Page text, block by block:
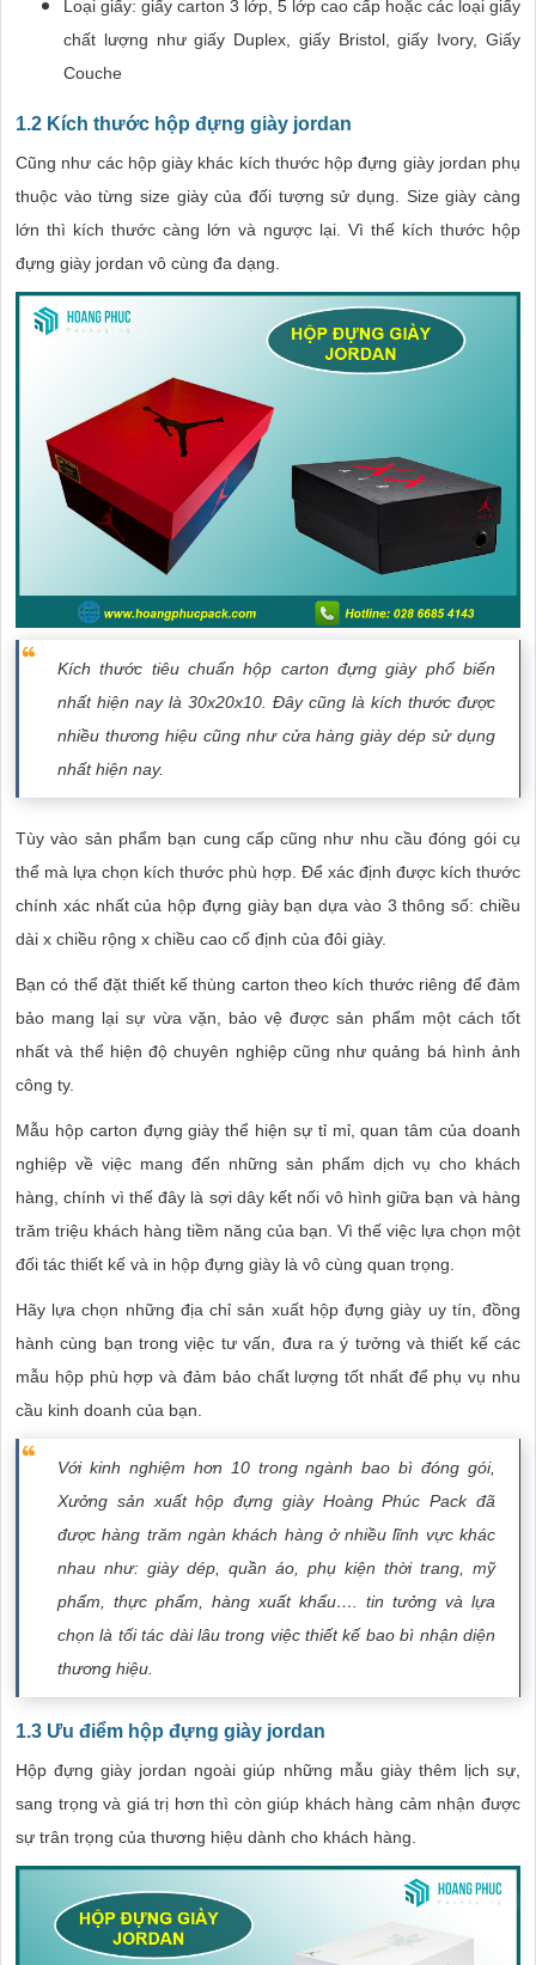
Loại giấy: giấy carton 3 lớp, 5 lớp cao cấp hoặc các loại giấy
chất lượng như giấy Duplex, giấy Bristol, giấy Ivory, Giấy
Couche
1.2 Kích thước hộp đựng giày jordan
Cũng như các hộp giày khác kích thước hộp đựng giày jordan phụ
thuộc vào từng size giày của đối tượng sử dụng. Size giày càng
lớn thì kích thước càng lớn và ngược lại. Vì thế kích thước hộp
đựng giày jordan vô cùng đa dạng.
Kích thước tiêu chuẩn hộp carton đựng giày phổ biến
nhất hiện nay là 30x20x10. Đây cũng là kích thước được
nhiều thương hiệu cũng như cửa hàng giày dép sử dụng
nhất hiện nay.
Tùy vào sản phẩm bạn cung cấp cũng như nhu cầu đóng gói cụ
thể mà lựa chọn kích thước phù hợp. Để xác định được kích thước
chính xác nhất của hộp đựng giày bạn dựa vào 3 thông số: chiều
dài x chiều rộng x chiều cao cố định của đôi giày.
Bạn có thể đặt thiết kế thùng carton theo kích thước riêng để đảm
bảo mang lại sự vừa vặn, bảo vệ được sản phẩm một cách tốt
nhất và thể hiện độ chuyên nghiệp cũng như quảng bá hình ảnh
công ty.
Mẫu hộp carton đựng giày thể hiện sự tỉ mỉ, quan tâm của doanh
nghiệp về việc mang đến những sản phẩm dịch vụ cho khách
hàng, chính vì thế đây là sợi dây kết nối vô hình giữa bạn và hàng
trăm triệu khách hàng tiềm năng của bạn. Vì thế việc lựa chọn một
đối tác thiết kế và in hộp đựng giày là vô cùng quan trọng.
Hãy lựa chọn những địa chỉ sản xuất hộp đựng giày uy tín, đồng
hành cùng bạn trong việc tư vấn, đưa ra ý tưởng và thiết kế các
mẫu hộp phù hợp và đảm bảo chất lượng tốt nhất để phụ vụ nhu
cầu kinh doanh của bạn.
Với kinh nghiệm hơn 10 trong ngành bao bì đóng gói,
Xưởng sản xuất hộp đựng giày Hoàng Phúc Pack đã
được hàng trăm ngàn khách hàng ở nhiều lĩnh vực khác
nhau như: giày dép, quần áo, phụ kiện thời trang, mỹ
phẩm, thực phẩm, hàng xuất khẩu…. tin tưởng và lựa
chọn là tối tác dài lâu trong việc thiết kế bao bì nhận diện
thương hiệu.
1.3 Ưu điểm hộp đựng giày jordan
Hộp đựng giày jordan ngoài giúp những mẫu giày thêm lịch sự,
sang trọng và giá trị hơn thì còn giúp khách hàng cảm nhận được
sự trân trọng của thương hiệu dành cho khách hàng.